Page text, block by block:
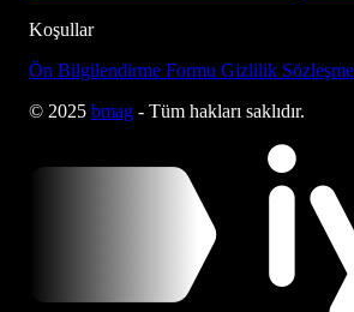
Koşullar
Ön Bilgilendirme Formu Gizlilik
© 2025 bmag - Tüm hakları saklıdır.